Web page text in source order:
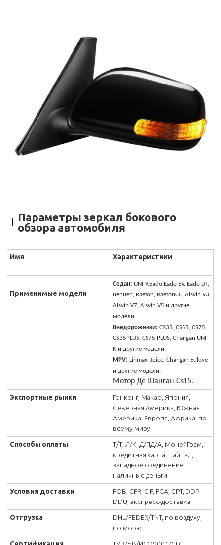
Параметры зеркал бокового
обзора автомобиля
Имя Характеристики
Применимые модели
Седан: UNI-V.Eado.Eado EV. Eado DT,
BenBen, Raeton, RaetonCC, Alsvin V3,
Alsvin V7, Alsvin V5 и другие
модели.
Внедорожники: CS35, CS55, CS75,
CS35PLUS, CS75 PLUS, Changan UNI-
K и другие модели.
MPV: Linmax, Joice, Changan Eulove
и другие модели.
Мотор Де Шанган Cs15.
Экспортные рынки
Гонконг, Макао, Япония,
Северная Америка, Южная
Америка, Европа, Африка, по
всему миру
Способы оплаты
Т/Т, Л/К, Д/ПД/А, МонейГрам,
кредитная карта, ПайПал,
западное соединение,
наличные деньги
Условия доставки
FOB, CFR, CIF, FCA, CPT, DDP
DDU, экспресс-доставка
Отгрузка
DHL/FEDEX/TNT, по воздуху,
по морю